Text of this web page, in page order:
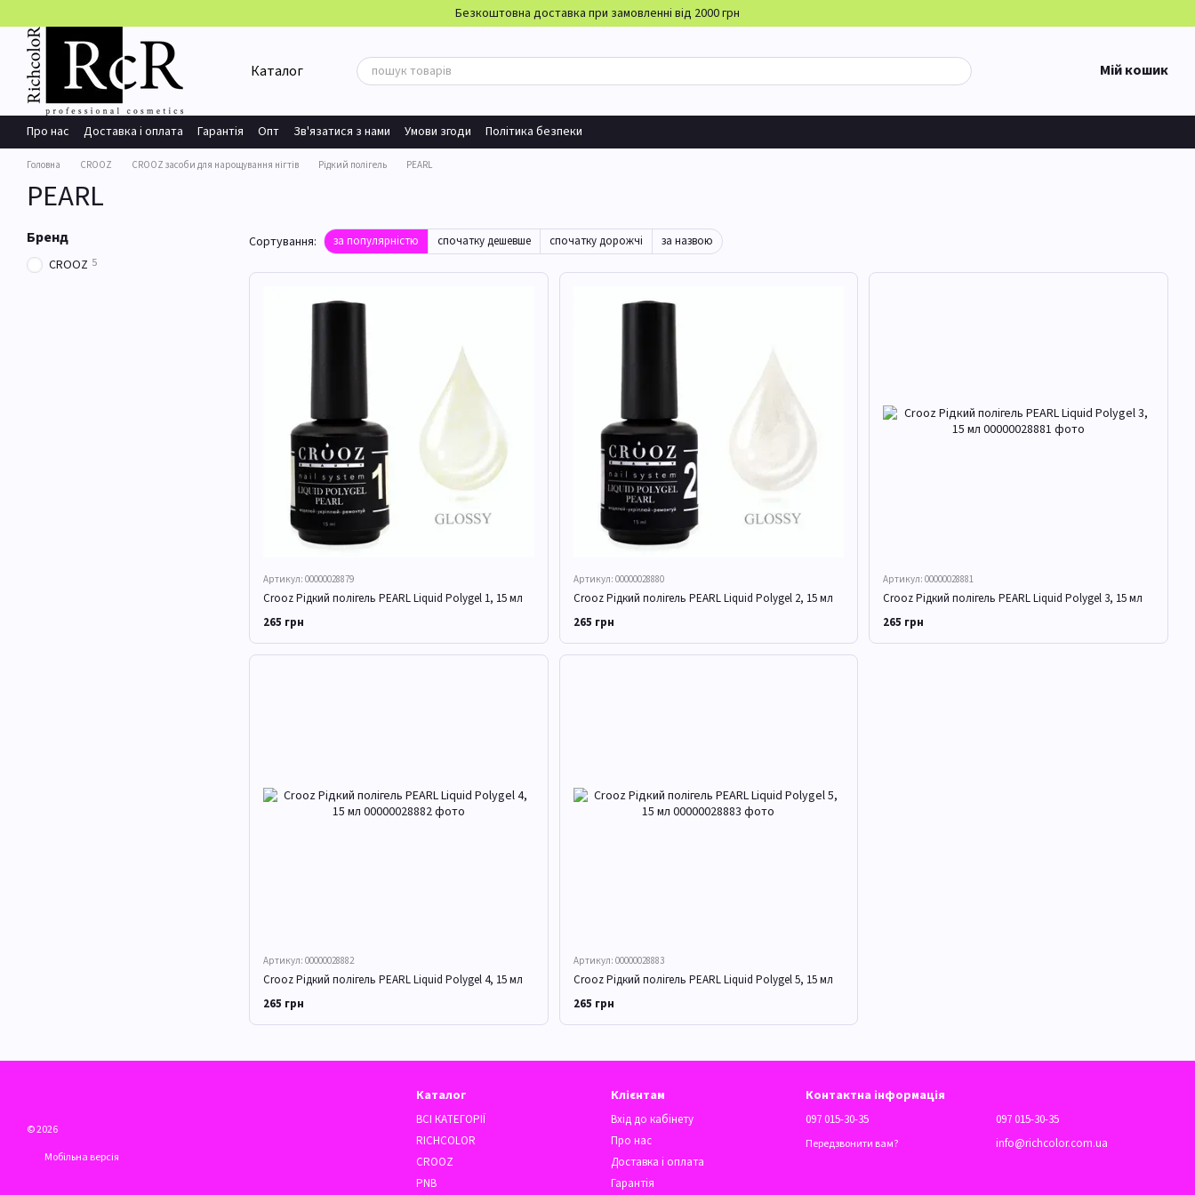
Безкоштовна доставка при замовленні від 2000 грн
Каталог Мій кошик
Про нас Доставка і оплата Гарантія Опт Зв'язатися з нами Умови згоди Політика безпеки
Головна CROOZ CROOZ засоби для нарощування нігтів Рідкий полігель PEARL
PEARL
Сортування: за популярністю спочатку дешевше спочатку дорожчі за назвою
Артикул: 00000028879
Crooz Рідкий полігель PEARL Liquid Polygel 1, 15 мл
265 грн
Артикул: 00000028880
Crooz Рідкий полігель PEARL Liquid Polygel 2, 15 мл
265 грн
Артикул: 00000028881
Crooz Рідкий полігель PEARL Liquid Polygel 3, 15 мл
265 грн
Артикул: 00000028882
Crooz Рідкий полігель PEARL Liquid Polygel 4, 15 мл
265 грн
Артикул: 00000028883
Crooz Рідкий полігель PEARL Liquid Polygel 5, 15 мл
265 грн
Бренд
CROOZ 5
© 2026
Мобільна версія
Каталог
ВСІ КАТЕГОРІЇ
RICHCOLOR
CROOZ
PNB
Клієнтам
Вхід до кабінету
Про нас
Доставка і оплата
Гарантія
Контактна інформація
097 015-30-35
Передзвонити вам?
097 015-30-35
info@richcolor.com.ua